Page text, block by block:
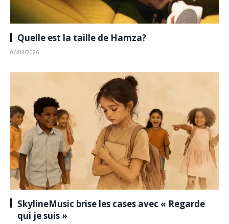
Quelle est la taille de Hamza?
06/08/2026
SkylineMusic brise les cases avec « Regarde
qui je suis »